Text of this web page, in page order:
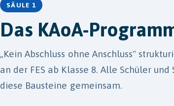
SÄULE 1
Das KAoA-
„Kein Abschluss ohne Anschluss"
an der FES ab Klasse 8. Alle Schüler
diese Bausteine gemeinsam.